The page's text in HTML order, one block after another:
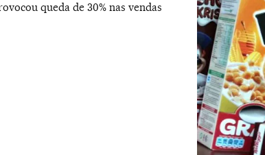
queda de 30% nas vendas